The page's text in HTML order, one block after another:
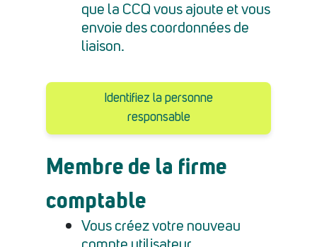
que la CCQ vous ajoute et vous
envoie des coordonnées de
liaison.
Identifiez la personne
responsable
Membre de la firme
comptable
Vous créez votre nouveau